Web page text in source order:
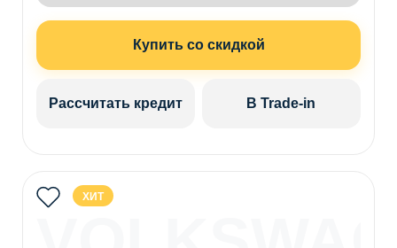
Купить со скидкой
Рассчитать кредит В Trade-in
ХИТ